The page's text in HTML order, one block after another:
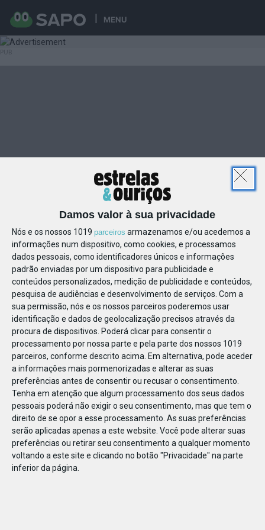
Damos valor à sua privacidade
Nós e os nossos 1019 parceiros armazenamos e/ou acedemos a
informações num dispositivo, como cookies, e processamos
dados pessoais, como identificadores únicos e informações
padrão enviadas por um dispositivo para publicidade e
conteúdos personalizados, medição de publicidade e conteúdos,
pesquisa de audiências e desenvolvimento de serviços. Com a
sua permissão, nós e os nossos parceiros poderemos usar
identificação e dados de geolocalização precisos através da
procura de dispositivos. Poderá clicar para consentir o
processamento por nossa parte e pela parte dos nossos 1019
parceiros, conforme descrito acima. Em alternativa, pode aceder
a informações mais pormenorizadas e alterar as suas
preferências antes de consentir ou recusar o consentimento.
Tenha em atenção que algum processamento dos seus dados
pessoais poderá não exigir o seu consentimento, mas que tem o
direito de se opor a esse processamento. As suas preferências
serão aplicadas apenas a este website. Você pode alterar suas
preferências ou retirar seu consentimento a qualquer momento
voltando a este site e clicando no botão "Privacidade" na parte
inferior da página.
MENU
119806980105409